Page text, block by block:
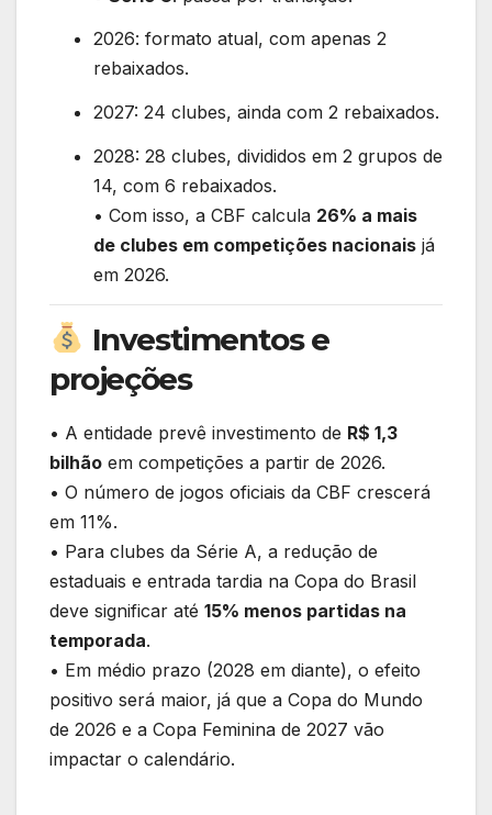
2026: formato atual, com apenas 2
rebaixados.
2027: 24 clubes, ainda com 2 rebaixados.
2028: 28 clubes, divididos em 2 grupos de
14, com 6 rebaixados.
• Com isso, a CBF calcula 26% a mais
de clubes em competições nacionais já
em 2026.
Investimentos e
projeções
• A entidade prevê investimento de R$ 1,3
bilhão em competições a partir de 2026.
• O número de jogos oficiais da CBF crescerá
em 11%.
• Para clubes da Série A, a redução de
estaduais e entrada tardia na Copa do Brasil
deve significar até 15% menos partidas na
temporada.
• Em médio prazo (2028 em diante), o efeito
positivo será maior, já que a Copa do Mundo
de 2026 e a Copa Feminina de 2027 vão
impactar o calendário.